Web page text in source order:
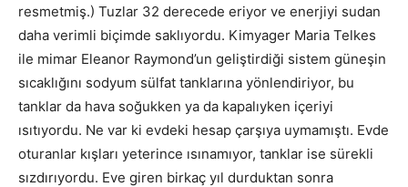
resmetmiş.) Tuzlar 32 derecede eriyor ve enerjiyi sudan
daha verimli biçimde saklıyordu. Kimyager Maria Telkes
ile mimar Eleanor Raymond’un geliştirdiği sistem güneşin
sıcaklığını sodyum sülfat tanklarına yönlendiriyor, bu
tanklar da hava soğukken ya da kapalıyken içeriyi
ısıtıyordu. Ne var ki evdeki hesap çarşıya uymamıştı. Evde
oturanlar kışları yeterince ısınamıyor, tanklar ise sürekli
sızdırıyordu. Eve giren birkaç yıl durduktan sonra